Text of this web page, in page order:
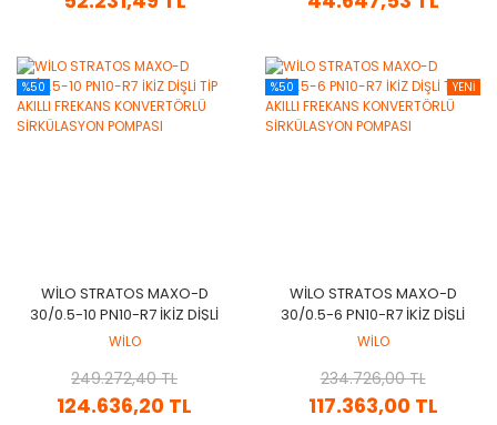
%50
WİLO STRATOS MAXO-D
30/0.5-10 PN10-R7 İKİZ DİŞLİ
TİP AKILLI FREKANS
SİRKÜLASYON POMPASI
WİLO
124.636,20 TL
249.272,40 TL
%50 YENİ
WİLO STRATOS MAXO-D
30/0.5-6 PN10-R7 İKİZ DİŞLİ
TİP AKILLI FREKANS
SİRKÜLASYON POMPASI
WİLO
117.363,00 TL
234.726,00 TL